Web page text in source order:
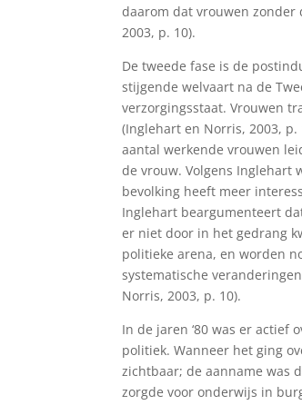
daarom dat vrouwen
2003, p. 10).
De tweede fase is de
stijgende welvaart na de
verzorgingsstaat. Vrouwen
(Inglehart en Norris, 2003,
aantal werkende vrouwen
de vrouw. Volgens Inglehart
bevolking heeft meer
Inglehart beargumenteert
er niet door in het gedrang
politieke arena, en worden
systematische
Norris, 2003, p. 10).
In de jaren ‘80 was er
politiek. Wanneer het ging
zichtbaar; de aanname was
zorgde voor onderwijs in